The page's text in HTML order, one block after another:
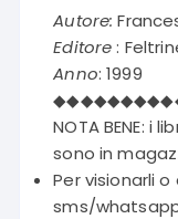
Autore:
Editore:
Anno: 1999
NOTA BENE: i
sono in
Per visionarli
sms/whatsapp